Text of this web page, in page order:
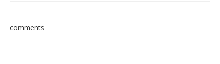
comments